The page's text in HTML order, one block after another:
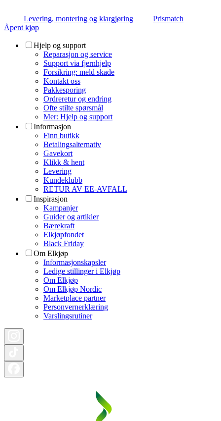
Levering, montering og klargjøring
Prismatch
Åpent kjøp
Hjelp og support
Reparasjon og service
Support via fjernhjelp
Forsikring: meld skade
Kontakt oss
Pakkesporing
Ordreretur og endring
Ofte stilte spørsmål
Mer: Hjelp og support
Informasjon
Finn butikk
Betalingsalternativ
Gavekort
Klikk & hent
Levering
Kundeklubb
RETUR AV EE-AVFALL
Inspirasjon
Kampanjer
Guider og artikler
Bærekraft
Elkjøpfondet
Black Friday
Om Elkjøp
Informasjonskapsler
Ledige stillinger i Elkjøp
Om Elkjøp
Om Elkjøp Nordic
Marketplace partner
Personvernerklæring
Varslingsrutiner